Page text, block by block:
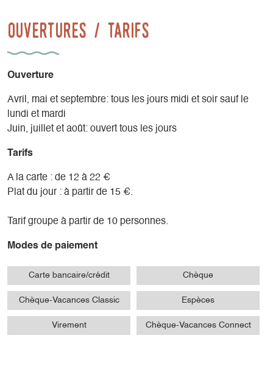
Ouvertures / tarifs
Ouverture
Avril, mai et septembre: tous les jours midi et soir sauf le
lundi et mardi
Juin, juillet et août: ouvert tous les jours
Tarifs
A la carte : de 12 à 22 €
Plat du jour : à partir de 15 €.
Tarif groupe à partir de 10 personnes.
Modes de paiement
Carte bancaire/crédit Chèque
Chèque-Vacances Classic Espèces
Virement Chèque-Vacances Connect